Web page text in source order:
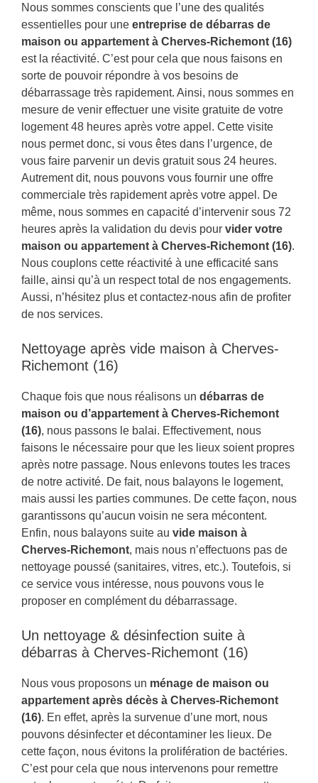
Nous sommes conscients que l’une des qualités
essentielles pour une entreprise de débarras de
maison ou appartement à Cherves-Richemont (16)
est la réactivité. C’est pour cela que nous faisons en
sorte de pouvoir répondre à vos besoins de
débarrassage très rapidement. Ainsi, nous sommes en
mesure de venir effectuer une visite gratuite de votre
logement 48 heures après votre appel. Cette visite
nous permet donc, si vous êtes dans l’urgence, de
vous faire parvenir un devis gratuit sous 24 heures.
Autrement dit, nous pouvons vous fournir une offre
commerciale très rapidement après votre appel. De
même, nous sommes en capacité d’intervenir sous 72
heures après la validation du devis pour vider votre
maison ou appartement à Cherves-Richemont (16).
Nous couplons cette réactivité à une efficacité sans
faille, ainsi qu’à un respect total de nos engagements.
Aussi, n’hésitez plus et contactez-nous afin de profiter
de nos services.
Nettoyage après vide maison à Cherves-
Richemont (16)
Chaque fois que nous réalisons un débarras de
maison ou d’appartement à Cherves-Richemont
(16), nous passons le balai. Effectivement, nous
faisons le nécessaire pour que les lieux soient propres
après notre passage. Nous enlevons toutes les traces
de notre activité. De fait, nous balayons le logement,
mais aussi les parties communes. De cette façon, nous
garantissons qu’aucun voisin ne sera mécontent.
Enfin, nous balayons suite au vide maison à
Cherves-Richemont, mais nous n’effectuons pas de
nettoyage poussé (sanitaires, vitres, etc.). Toutefois, si
ce service vous intéresse, nous pouvons vous le
proposer en complément du débarrassage.
Un nettoyage & désinfection suite à
débarras à Cherves-Richemont (16)
Nous vous proposons un ménage de maison ou
appartement après décès à Cherves-Richemont
(16). En effet, après la survenue d’une mort, nous
pouvons désinfecter et décontaminer les lieux. De
cette façon, nous évitons la prolifération de bactéries.
C’est pour cela que nous intervenons pour remettre